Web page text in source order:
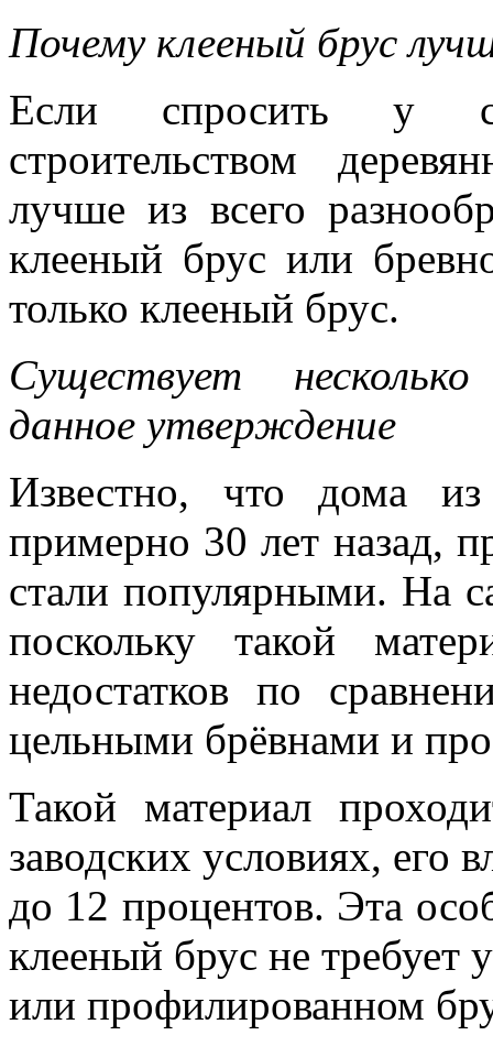
Почему клееный брус
Если спросить у
строительством
лучше из всего
клееный брус или
только клееный брус.
Существует
данное утверждение
Известно, что дома из
примерно 30 лет назад,
стали популярными. На
поскольку такой
недостатков по
цельными брёвнами и
Такой материал
заводских условиях, его
до 12 процентов. Эта
клееный брус не требует
или профилированном